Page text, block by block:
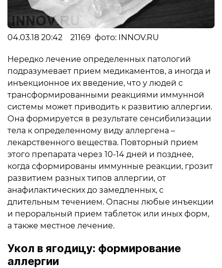
04.03.18 20:42 21169 фото: INNOV.RU
Нередко лечение определенных патологий
подразумевает прием медикаментов, а иногда и
инъекционное их введение, что у людей с
трансформированными реакциями иммунной
системы может приводить к развитию аллергии.
Она формируется в результате сенсибилизации
тела к определенному виду аллергена –
лекарственного вещества. Повторный прием
этого препарата через 10-14 дней и позднее,
когда сформированы иммунные реакции, грозит
развитием разных типов аллергии, от
анафилактических до замедленных, с
длительным течением. Опасны любые инъекции
и пероральный прием таблеток или иных форм,
а также местное лечение.
Укол в ягодицу: формирование
аллергии